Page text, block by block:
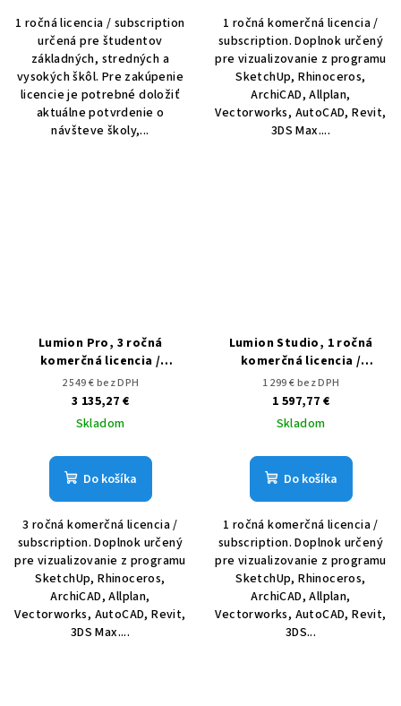
1 ročná licencia / subscription
určená pre študentov
základných, stredných a
vysokých škôl. Pre zakúpenie
licencie je potrebné doložiť
aktuálne potvrdenie o
návšteve školy,...
1 ročná komerčná licencia /
subscription. Doplnok určený
pre vizualizovanie z programu
SketchUp, Rhinoceros,
ArchiCAD, Allplan,
Vectorworks, AutoCAD, Revit,
3DS Max....
Lumion Pro, 3 ročná
komerčná licencia /
subscription
2 549 € bez DPH
3 135,27 €
Skladom
Do košíka
3 ročná komerčná licencia /
subscription. Doplnok určený
pre vizualizovanie z programu
SketchUp, Rhinoceros,
ArchiCAD, Allplan,
Vectorworks, AutoCAD, Revit,
3DS Max....
Lumion Studio, 1 ročná
komerčná licencia /
subscription
1 299 € bez DPH
1 597,77 €
Skladom
Do košíka
1 ročná komerčná licencia /
subscription. Doplnok určený
pre vizualizovanie z programu
SketchUp, Rhinoceros,
ArchiCAD, Allplan,
Vectorworks, AutoCAD, Revit,
3DS...